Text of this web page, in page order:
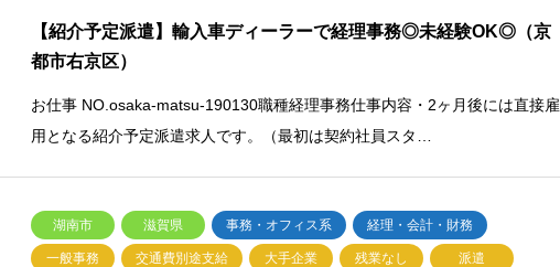
【紹介予定派遣】輸入車ディーラーで経理事務◎未経験OK◎（京
都市右京区）
お仕事 NO.osaka-matsu-190130職種経理事務仕事内容・2ヶ月後には直接雇
用となる紹介予定派遣求人です。（最初は契約社員スタ…
湖南市 滋賀県 事務・オフィス系 経理・会計・財務
一般事務 交通費別途支給 大手企業 残業なし 派遣